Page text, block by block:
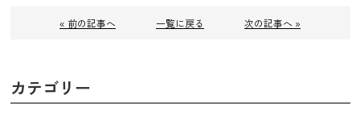
« 前の記事へ 一覧に戻る 次の記事へ »
カテゴリー